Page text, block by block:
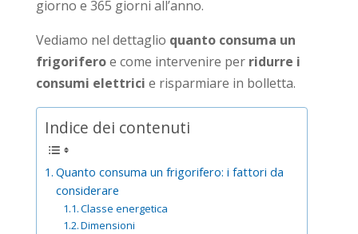
giorno e 365 giorni all’anno.
Vediamo nel dettaglio quanto consuma un
frigoriferoe come intervenire per ridurre i
consumi elettrici e risparmiare in bolletta.
Indice dei contenuti
Quanto consuma un frigorifero: i fattori da
considerare
Classe energetica
Dimensioni